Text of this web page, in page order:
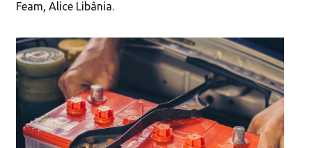
Feam, Alice Libânia.